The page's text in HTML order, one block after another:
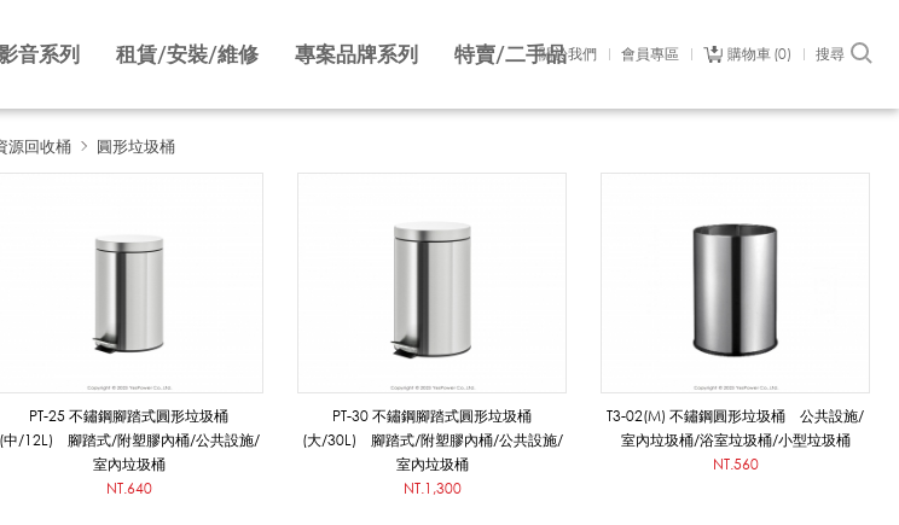
關於我們 會員專區 購物車 0 搜尋
音系列 租賃/安裝/維修 專案品牌系列 特賣/二手品
源回收桶 圓形垃圾桶
PT-25 不鏽鋼腳踏式圓形垃圾桶
(中/12L) 腳踏式/附塑膠內桶/公共設施/
室內垃圾桶
NT.640
PT-30 不鏽鋼腳踏式圓形垃圾桶
(大/30L) 腳踏式/附塑膠內桶/公共設施/
室內垃圾桶
NT.1,300
T3-02(M) 不鏽鋼圓形垃圾桶 公共設施/
室內垃圾桶/浴室垃圾桶/小型垃圾桶
NT.560